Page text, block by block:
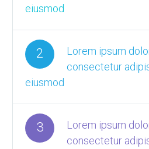
eiusmod
2
Lorem ipsum
consectetur
eiusmod
3
Lorem ipsum
consectetur